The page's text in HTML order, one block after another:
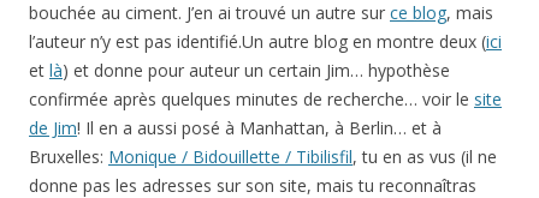
bouchée au ciment. J’en ai trouvé un autre sur ce blog, mais
l’auteur n’y est pas identifié.Un autre blog en montre deux (ici
et là) et donne pour auteur un certain Jim… hypothèse
confirmée après quelques minutes de recherche… voir le site
de Jim! Il en a aussi posé à Manhattan, à Berlin… et à
Bruxelles: Monique / Bidouillette / Tibilisfil, tu en as vus (il ne
donne pas les adresses sur son site, mais tu reconnaîtras